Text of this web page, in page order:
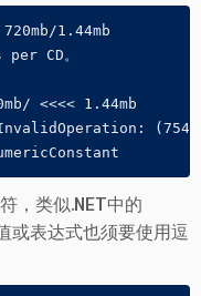
1.44mb
CD。
<<<< 1.44mb
，类似.NET中的
表达式也须要使用逗